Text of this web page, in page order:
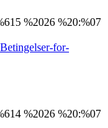
%2026 %20:%07
for-
%2026 %20:%07